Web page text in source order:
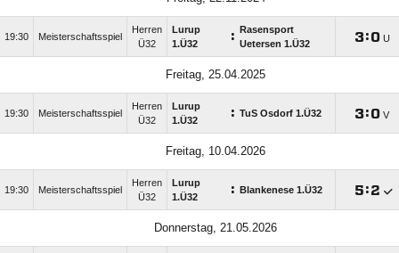
19:30 Meisterschaftsspiel
Herren
Ü32
Lurup
1.Ü32
:
Rasensport
Uetersen 1.Ü32
: U
Freitag, 25.04.2025
19:30 Meisterschaftsspiel
Herren
Ü32
Lurup
1.Ü32
: TuS Osdorf 1.Ü32 : V
Freitag, 10.04.2026
19:30 Meisterschaftsspiel
Herren
Ü32
Lurup
1.Ü32
: Blankenese 1.Ü32 :
Donnerstag, 21.05.2026